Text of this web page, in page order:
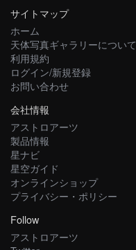
サイトマップ
ホーム
天体写真ギャラリーについて
利用規約
ログイン/新規登録
お問い合わせ
会社情報
アストロアーツ
製品情報
星ナビ
星空ガイド
オンラインショップ
プライバシー・ポリシー
Follow
アストロアーツ